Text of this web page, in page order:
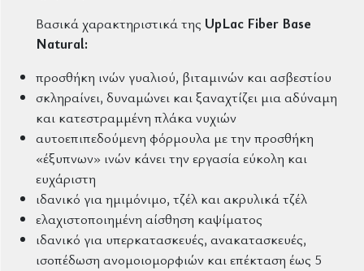
Βασικά χαρακτηριστικά της UpLac Fiber Base
Natural:
προσθήκη ινών γυαλιού, βιταμινών και ασβεστίου
σκληραίνει, δυναμώνει και ξαναχτίζει μια αδύναμη
και κατεστραμμένη πλάκα νυχιών
αυτοεπιπεδούμενη φόρμουλα με την προσθήκη
«έξυπνων» ινών κάνει την εργασία εύκολη και
ευχάριστη
ιδανικό για ημιμόνιμο, τζέλ και ακρυλικά τζέλ
ελαχιστοποιημένη αίσθηση καψίματος
ιδανικό για υπερκατασκευές, ανακατασκευές,
ισοπέδωση ανομοιομορφιών και επέκταση έως 5